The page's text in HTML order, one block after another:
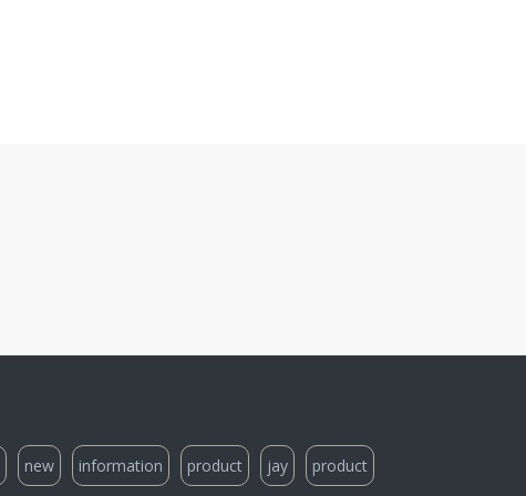
new information product jay product